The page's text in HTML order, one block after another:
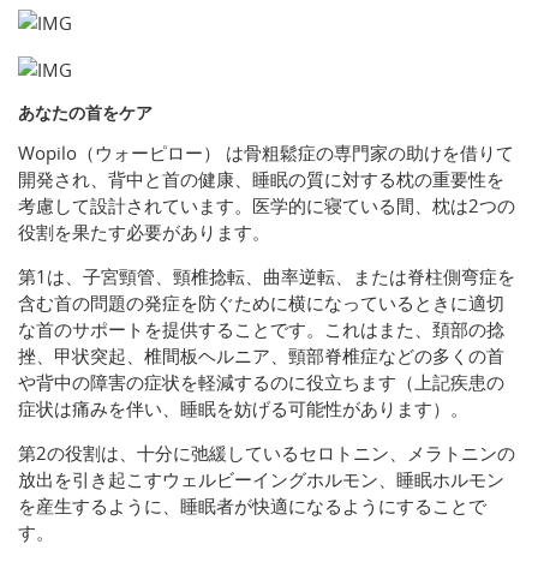
あなたの首をケア
Wopilo（ウォーピロー） は骨粗鬆症の専門家の助けを借りて
開発され、背中と首の健康、睡眠の質に対する枕の重要性を
考慮して設計されています。医学的に寝ている間、枕は2つの
役割を果たす必要があります。
第1は、子宮頸管、頸椎捻転、曲率逆転、または脊柱側弯症を
含む首の問題の発症を防ぐために横になっているときに適切
な首のサポートを提供することです。これはまた、頚部の捻
挫、甲状突起、椎間板ヘルニア、頸部脊椎症などの多くの首
や背中の障害の症状を軽減するのに役立ちます（上記疾患の
症状は痛みを伴い、睡眠を妨げる可能性があります）。
第2の役割は、十分に弛緩しているセロトニン、メラトニンの
放出を引き起こすウェルビーイングホルモン、睡眠ホルモン
を産生するように、睡眠者が快適になるようにすることで
す。